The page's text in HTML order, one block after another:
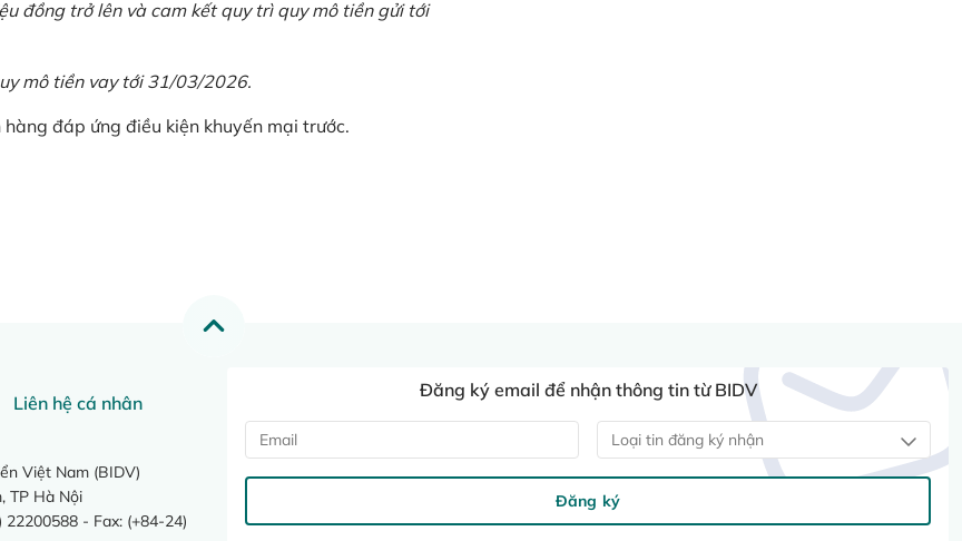
đồng trở lên và cam kết quy trì quy mô tiền gửi tới
mô tiền vay tới 31/03/2026.
đáp ứng điều kiện khuyến mại trước.
Liên hệ cá nhân
Việt Nam (BIDV)
TP Hà Nội
- Fax: (+84-24)
Đăng ký email để nhận thông tin từ BIDV
Loại tin đăng ký nhận
Đăng ký